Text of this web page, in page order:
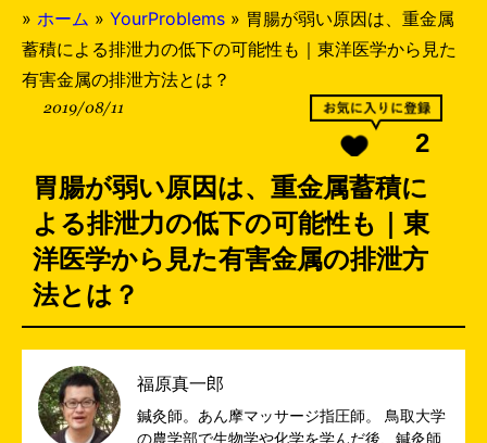
» ホーム » YourProblems » 胃腸が弱い原因は、重金属
蓄積による排泄力の低下の可能性も｜東洋医学から見た
有害金属の排泄方法とは？
2019/08/11
2
胃腸が弱い原因は、重金属蓄積に
よる排泄力の低下の可能性も｜東
洋医学から見た有害金属の排泄方
法とは？
福原真一郎
鍼灸師。あん摩マッサージ指圧師。 鳥取大学
の農学部で生物学や化学を学んだ後、鍼灸師